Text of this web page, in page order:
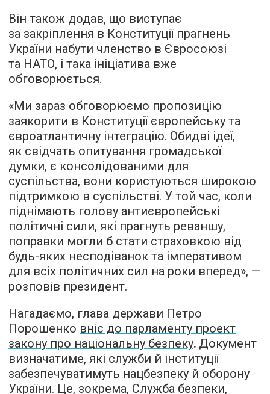
Він також додав, що виступає
за закріплення в Конституції прагнень
України набути членство в Євросоюзі
та НАТО, і така ініціатива вже
обговорюється.
«Ми зараз обговорюємо пропозицію
заякорити в Конституції європейську та
євроатлантичну інтеграцію. Обидві ідеї,
як свідчать опитування громадської
думки, є консолідованими для
суспільства, вони користуються широкою
підтримкою в суспільстві. У той час, коли
піднімають голову антиєвропейські
політичні сили, які прагнуть реваншу,
поправки могли б стати страховкою від
будь-яких несподіванок та імперативом
для всіх політичних сил на роки вперед», —
розповів президент.
Нагадаємо, глава держави Петро
Порошенко вніс до парламенту проект
закону про національну безпеку. Документ
визначатиме, які служби й інституції
забезпечуватимуть нацбезпеку й оборону
України. Це, зокрема, Служба безпеки,